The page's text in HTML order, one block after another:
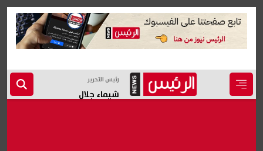
رئيس التحرير
شيماء جلال